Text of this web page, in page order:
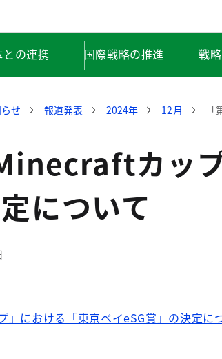
の連携 国際戦略の推進 戦
せ 報道発表 2024年 12月
カッ
について
」における「東京ベイeSG賞」の決定に